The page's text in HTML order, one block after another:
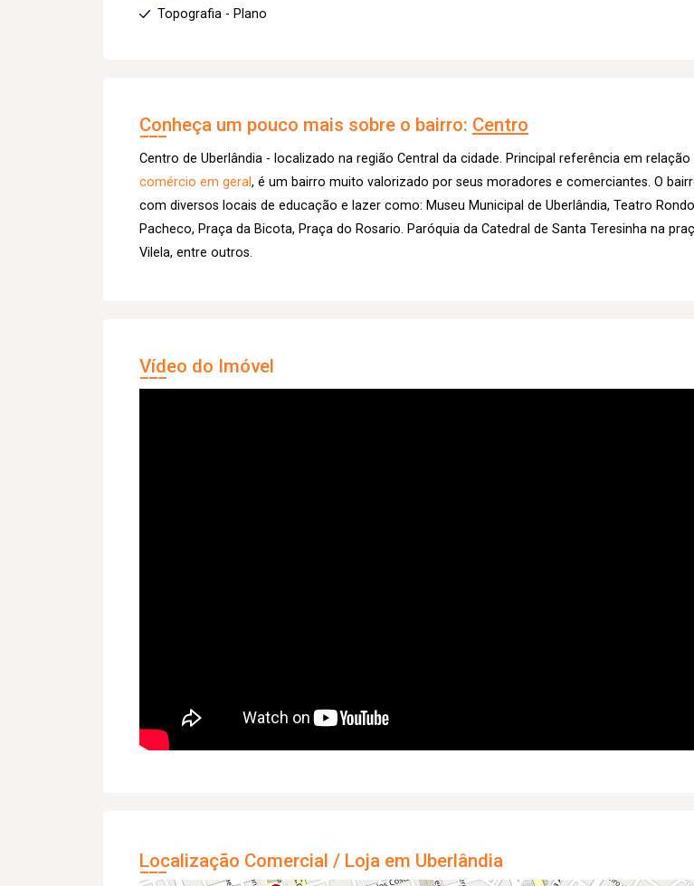
Topografia - Plano
Conheça um pouco mais sobre o bairro: Centro
Centro de Uberlândia - localizado na região Central da cidade. Principal referência em relação
comércio em geral, é um bairro muito valorizado por seus moradores e comerciantes. O
com diversos locais de educação e lazer como: Museu Municipal de Uberlândia, Teatro
Pacheco, Praça da Bicota, Praça do Rosario. Paróquia da Catedral de Santa Teresinha na
Vilela, entre outros.
Vídeo do Imóvel
Localização Comercial / Loja em Uberlândia